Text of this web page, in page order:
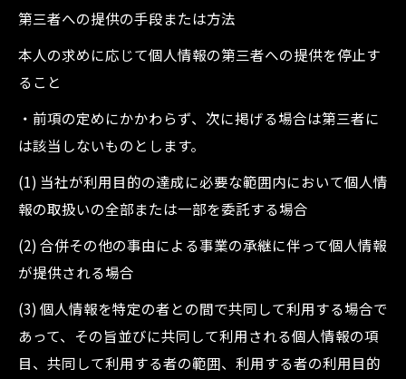
第三者への提供の手段または方法
本人の求めに応じて個人情報の第三者への提供を停止す
ること
・前項の定めにかかわらず、次に掲げる場合は第三者に
は該当しないものとします。
(1) 当社が利用目的の達成に必要な範囲内において個人情
報の取扱いの全部または一部を委託する場合
(2) 合併その他の事由による事業の承継に伴って個人情報
が提供される場合
(3) 個人情報を特定の者との間で共同して利用する場合で
あって、その旨並びに共同して利用される個人情報の項
目、共同して利用する者の範囲、利用する者の利用目的